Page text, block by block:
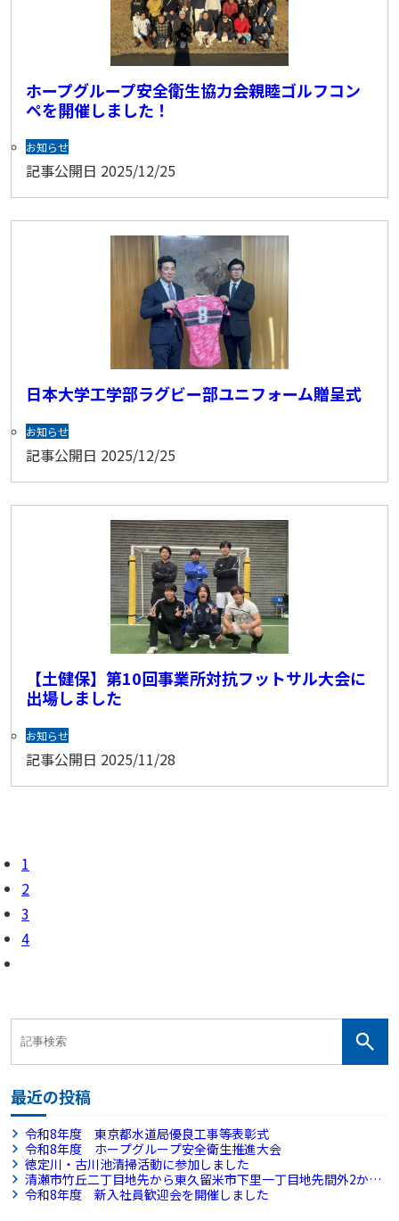
ホープグループ安全衛生協力会親睦ゴルフコン
ペを開催しました！
お知らせ
記事公開日 2025/12/25
日本大学工学部ラグビー部ユニフォーム贈呈式
お知らせ
記事公開日 2025/12/25
【土健保】第10回事業所対抗フットサル大会に
出場しました
お知らせ
記事公開日 2025/11/28
1
2
3
4
最近の投稿
令和8年度 東京都水道局優良工事等表彰式
令和8年度 ホープグループ安全衛生推進大会
徳定川・古川池清掃活動に参加しました
清瀬市竹丘二丁目地先から東久留米市下里一丁目地先間外2か所
配水本管（500㎜・400㎜）新設工事
令和8年度 新入社員歓迎会を開催しました